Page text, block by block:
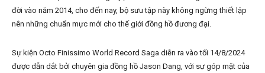
đời vào năm 2014, cho đến nay, bộ sưu tập này không ngừng thiết lập
nên những chuẩn mực mới cho thế giới đồng hồ đương đại.
Sự kiện Octo Finissimo World Record Saga diễn ra vào tối 14/8/2024
được dẫn dắt bởi chuyên gia đồng hồ Jason Dang, với sự góp mặt của